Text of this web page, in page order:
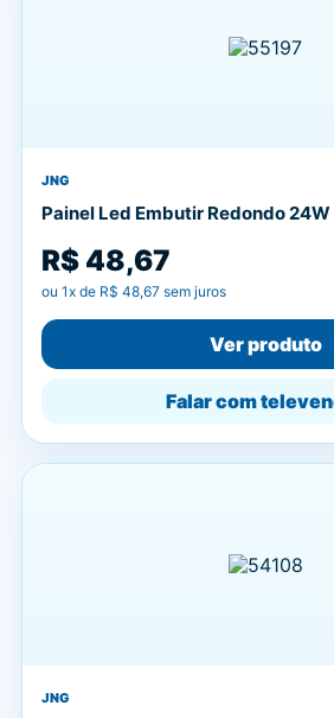
JNG
Painel Led Embutir Redondo
R$ 48,67
ou 1x de R$ 48,67 sem juros
Ver produto
Falar com
JNG